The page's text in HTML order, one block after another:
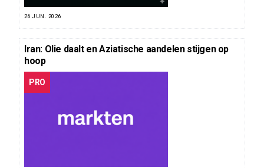
26 JUN. 2026
Iran: Olie daalt en Aziatische aandelen stijgen op
hoop
PRO